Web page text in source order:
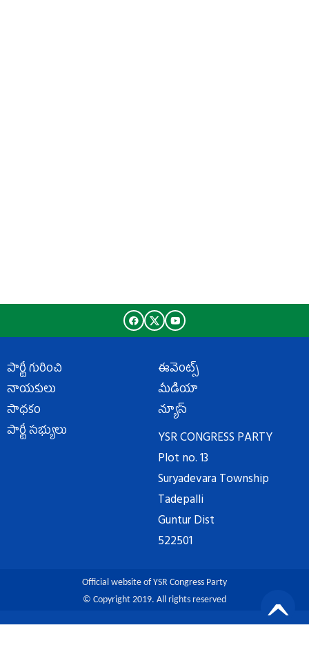
పార్టీ గురించి
నాయకులు
సాధకం
పార్టీ సభ్యులు
ఈవెంట్స్
మీడియా
న్యూస్
YSR CONGRESS PARTY
Plot no. 13
Suryadevara Township
Tadepalli
Guntur Dist
522501
Official website of YSR Congress Party
© Copyright 2019. All rights reserved